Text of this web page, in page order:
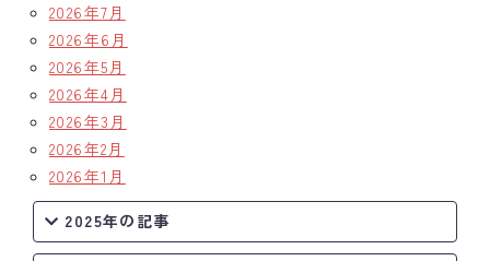
クラブのあゆみ
クラブの歴史
歴代会長・幹事
記念誌
案内
2026年7月
2026年6月
2026年5月
2026年4月
2026年3月
2026年2月
2026年1月
2025年の記事